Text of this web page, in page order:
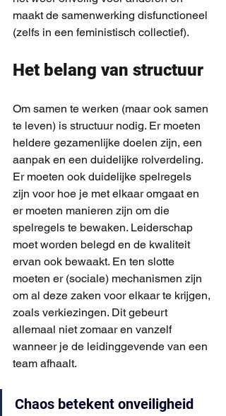
maakt de samenwerking disfunctioneel
(zelfs in een feministisch collectief).
Het belang van structuur
Om samen te werken (maar ook samen
te leven) is structuur nodig. Er moeten
heldere gezamenlijke doelen zijn, een
aanpak en een duidelijke rolverdeling.
Er moeten ook duidelijke spelregels
zijn voor hoe je met elkaar omgaat en
er moeten manieren zijn om die
spelregels te bewaken. Leiderschap
moet worden belegd en de kwaliteit
ervan ook bewaakt. En ten slotte
moeten er (sociale) mechanismen zijn
om al deze zaken voor elkaar te krijgen,
zoals verkiezingen. Dit gebeurt
allemaal niet zomaar en vanzelf
wanneer je de leidinggevende van een
team afhaalt.
Chaos betekent onveiligheid